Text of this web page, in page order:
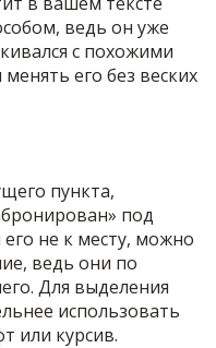
ведь он уже
с похожими
его без веских
пункта,
под
не к месту, можно
ведь они по
Для выделения
использовать
или курсив.